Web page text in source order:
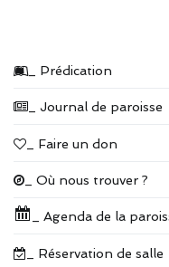
_ Prédication
_ Journal de paroisse
_ Faire un don
_ Où nous trouver ?
_ Agenda de la
_ Réservation de salle